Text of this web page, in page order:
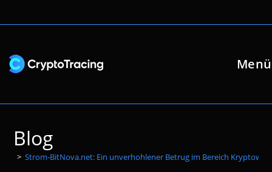
Inhalt
Menü
Blog
> Strom-BitNova.net: Ein unverhohlener Betrug im Bereich